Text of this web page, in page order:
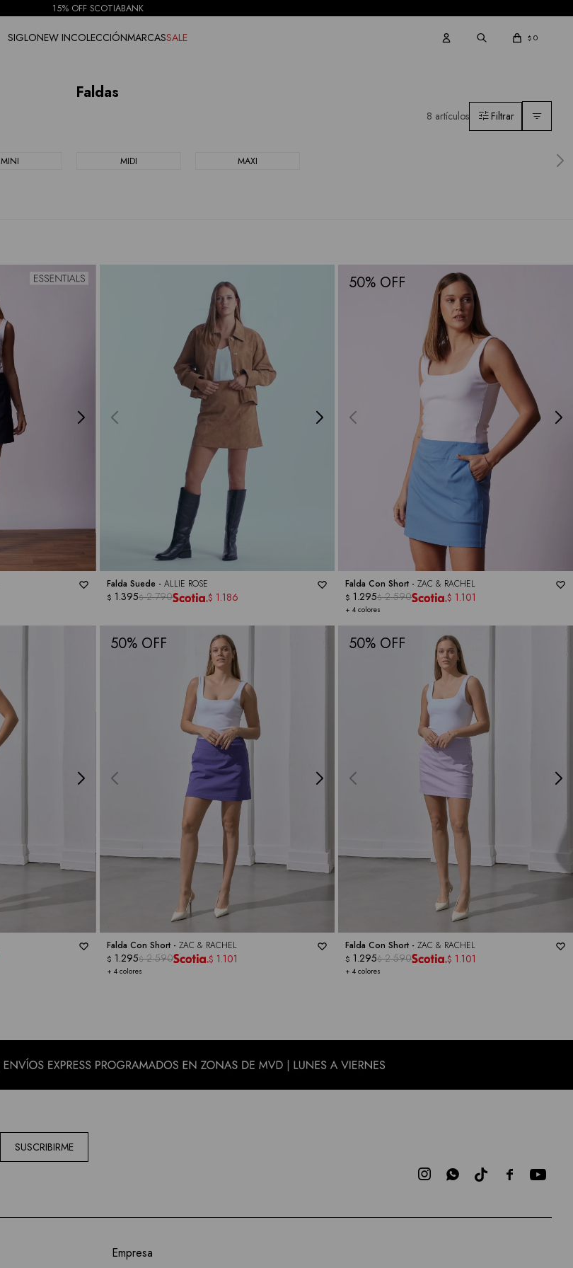
15% OFF SCOTIABANK
SIGLONEW INCOLECCIÓNMARCASSALE $ 0
Faldas
8 artículos
MINI MIDI MAXI
50
Falda Suede - ALLIE ROSE
$ 1.395$ 2.790 $ 1.186
50
Falda Con Short - ZAC & RACHEL
+ 4 colores
$ 1.295$ 2.590 $ 1.101
50
Falda Con Short - ZAC & RACHEL
+ 4 colores
$ 1.295$ 2.590 $ 1.101
50
Falda Con Short - ZAC & RACHEL
+ 4 colores
$ 1.295$ 2.590 $ 1.101
SUSCRIBIRME

 
Empresa